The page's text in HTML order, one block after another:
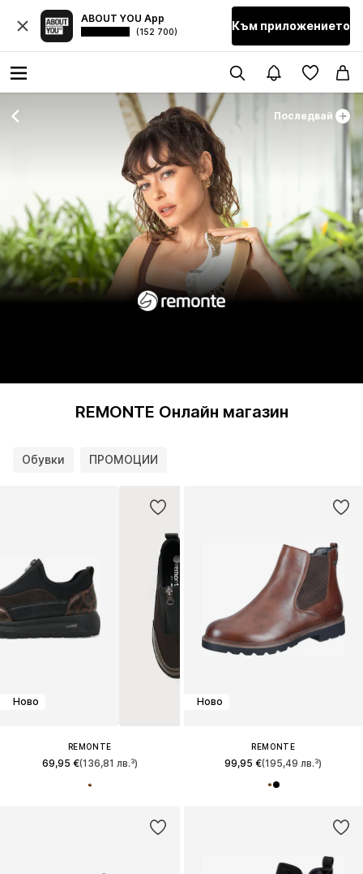
ABOUT YOU App
(152 700) Към приложението
Последвай
REMONTE Онлайн магазин
Обувки ПРОМОЦИИ
Ново
REMONTE
69,95 €(136,81 лв.³)
Ново
REMONTE
99,95 €(195,49 лв.³)